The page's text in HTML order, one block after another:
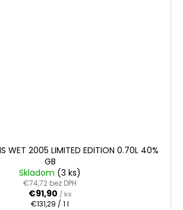
WET 2005 LIMITED EDITION 0.70L 40%
GB
Skladom (3 ks)
€74,72 bez DPH
€91,90 / ks
Jednotková
€131,29 / 1 l